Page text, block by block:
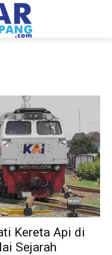
Kereta Api di
Sejarah